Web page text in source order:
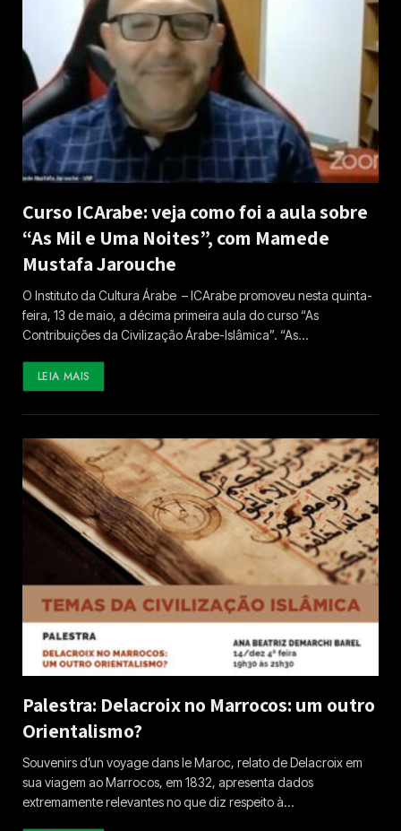
Curso ICArabe: veja como foi a aula sobre
“As Mil e Uma Noites”, com Mamede
Mustafa Jarouche
O Instituto da Cultura Árabe – ICArabe promoveu nesta quinta-
feira, 13 de maio, a décima primeira aula do curso “As
Contribuições da Civilização Árabe-Islâmica”. “As…
LEIA MAIS
Palestra: Delacroix no Marrocos: um outro
Orientalismo?
Souvenirs d’un voyage dans le Maroc, relato de Delacroix em
sua viagem ao Marrocos, em 1832, apresenta dados
extremamente relevantes no que diz respeito à…